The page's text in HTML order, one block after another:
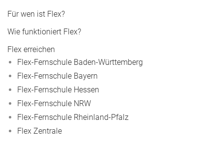
Für wen ist Flex?
Wie funktioniert Flex?
Flex erreichen
Flex-Fernschule Baden-Württemberg
Flex-Fernschule Bayern
Flex-Fernschule Hessen
Flex-Fernschule NRW
Flex-Fernschule Rheinland-Pfalz
Flex Zentrale